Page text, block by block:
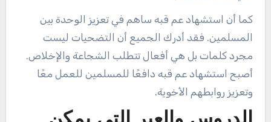
كما أن استشهاد عم قبه ساهم في تعزيز الوحدة بين
المسلمين. فقد أدرك الجميع أن التضحيات ليست
مجرد كلمات بل هي أفعال تتطلب الشجاعة والإخلاص.
أصبح استشهاد عم قبه دافعًا للمسلمين للعمل معًا
وتعزيز روابطهم الأخوية.